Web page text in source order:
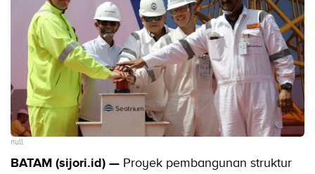
null
BATAM (sijori.id) — Proyek pembangunan struktur